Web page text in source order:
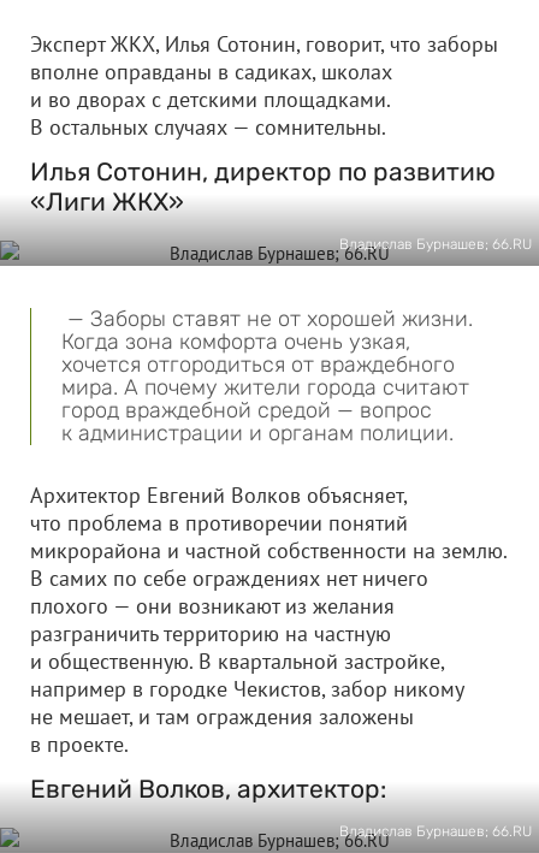
Эксперт ЖКХ, Илья Сотонин, говорит, что заборы
вполне оправданы в садиках, школах
и во дворах с детскими площадками.
В остальных случаях — сомнительны.
Илья Сотонин, директор по развитию
«Лиги ЖКХ»
Владислав Бурнашев; 66.RU
— Заборы ставят не от хорошей жизни.
Когда зона комфорта очень узкая,
хочется отгородиться от враждебного
мира. А почему жители города считают
город враждебной средой — вопрос
к администрации и органам полиции.
Архитектор Евгений Волков объясняет,
что проблема в противоречии понятий
микрорайона и частной собственности на землю.
В самих по себе ограждениях нет ничего
плохого — они возникают из желания
разграничить территорию на частную
и общественную. В квартальной застройке,
например в городке Чекистов, забор никому
не мешает, и там ограждения заложены
в проекте.
Евгений Волков, архитектор:
Владислав Бурнашев; 66.RU